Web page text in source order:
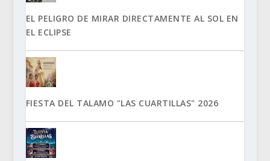
EL PELIGRO DE MIRAR DIRECTAMENTE AL SOL EN
EL ECLIPSE
FIESTA DEL TALAMO "LAS CUARTILLAS" 2026